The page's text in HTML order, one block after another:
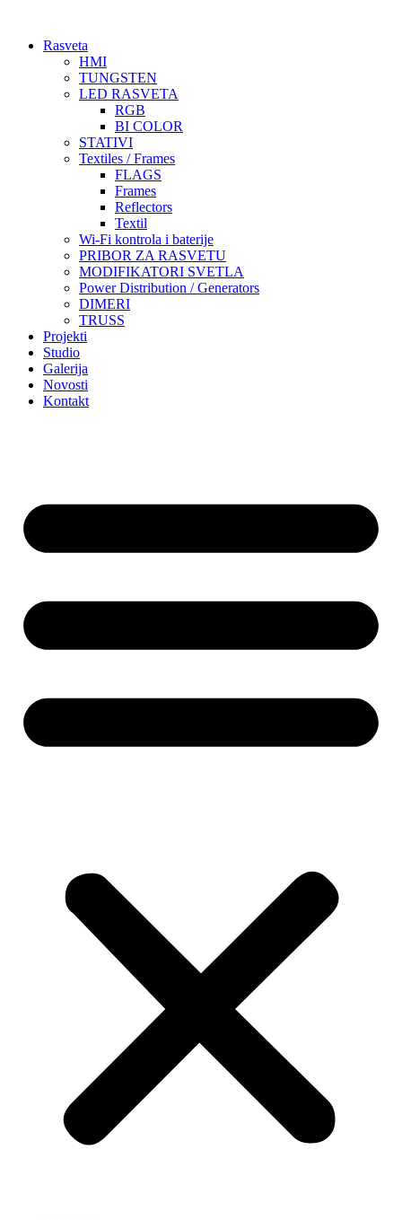
sadržajRasveta
HMI
TUNGSTEN
LED RASVETA
RGB
BI COLOR
STATIVI
Textiles / Frames
FLAGS
Frames
Reflectors
Textil
Wi-Fi kontrola i baterije
PRIBOR ZA RASVETU
MODIFIKATORI SVETLA
Power Distribution / Generators
DIMERI
TRUSS
Projekti
Studio
Galerija
Novosti
Kontakt